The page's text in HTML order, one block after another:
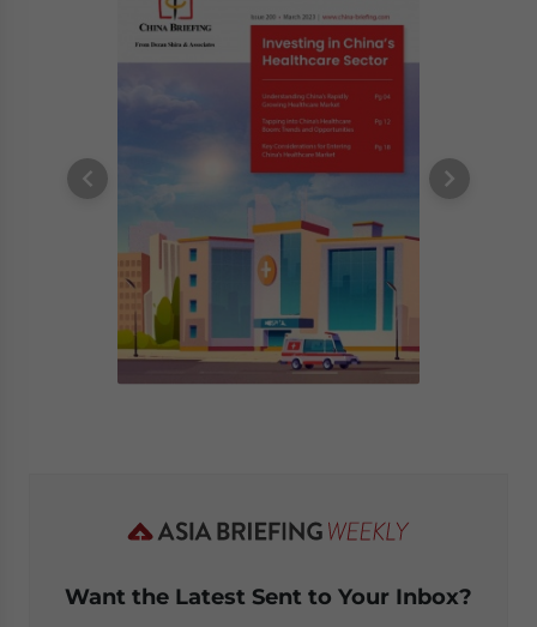
Want the Latest Sent to Your Inbox?